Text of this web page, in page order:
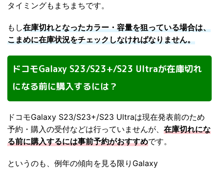
タイミングもまちまちです。
もし在庫切れとなったカラー・容量を狙っている場合は、
こまめに在庫状況をチェックしなければなりません。
ドコモGalaxy S23/S23+/S23 Ultraが在庫切れ
になる前に購入するには？
ドコモGalaxy S23/S23+/S23 Ultraは現在発表前のため
予約・購入の受付などは行っていませんが、 在庫切れにな
る前に購入するには事前予約がおすすめです。
というのも、例年の傾向を見る限りGalaxy